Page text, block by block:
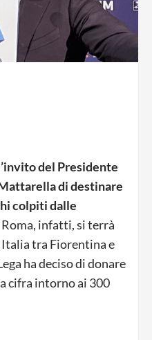
del Presidente
di destinare
colpiti dalle
infatti, si terrà
Italia tra Fiorentina e
ha deciso di donare
cifra intorno ai 300